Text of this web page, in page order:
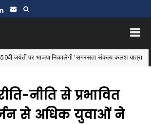
भाजपा निकालेगी 'समरसता संकल्प कलश यात्रा'
नीति से प्रभावित
से अधिक युवाओं ने